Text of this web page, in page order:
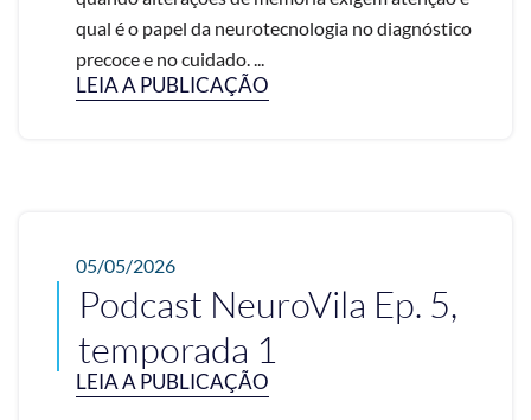
qual é o papel da neurotecnologia no diagnóstico
precoce e no cuidado. ...
LEIA A PUBLICAÇÃO
05/05/2026
Podcast NeuroVila Ep. 5,
temporada 1
LEIA A PUBLICAÇÃO